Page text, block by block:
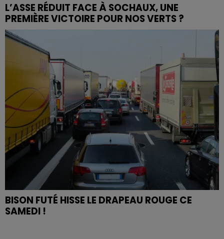
L’ASSE RÉDUIT FACE À SOCHAUX, UNE
PREMIÈRE VICTOIRE POUR NOS VERTS ?
BISON FUTÉ HISSE LE DRAPEAU ROUGE CE
SAMEDI !